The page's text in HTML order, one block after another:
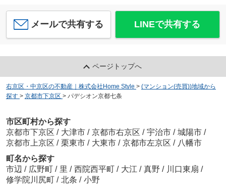
メールで共有する LINEで共有する
ページトップへ
右京区・中京区の不動産｜株式会社Home Style > (マンション(売買))地域から
探す > 京都市下京区 > パデシオン京都七条
市区町村から探す
京都市下京区 / 大津市 / 京都市右京区 / 宇治市 / 城陽市 /
京都市上京区 / 栗東市 / 大東市 / 京都市左京区 / 八幡市
町名から探す
市辺 / 広野町 / 里 / 西院西平町 / 大江 / 真野 / 川口東扇 /
修学院川尻町 / 北条 / 小野